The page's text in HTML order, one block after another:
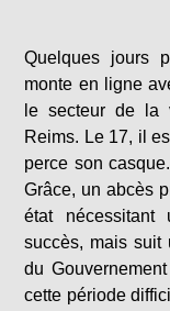
Quelques jours
monte en ligne
le secteur de la
Reims. Le 17, il
perce son
Grâce, un abcès
état nécessitant
succès, mais suit
du
cette période